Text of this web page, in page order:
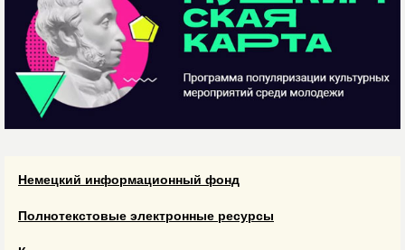
Немецкий информационный фонд
Полнотекстовые электронные ресурсы